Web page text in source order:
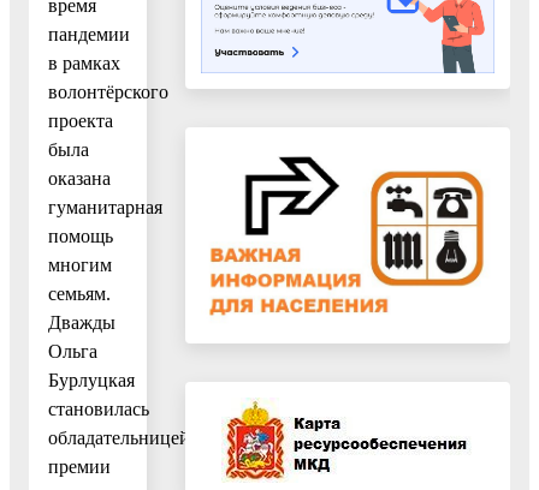
время
пандемии
в рамках
волонтёрского
проекта
была
оказана
гуманитарная
помощь
многим
семьям.
Дважды
Ольга
Бурлуцкая
становилась
обладательницей
премии